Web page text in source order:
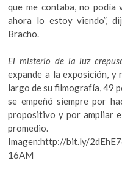
que me contaba, no
ahora lo estoy viendo”,
Bracho.
El misterio de la luz
expande a la exposición, y
largo de su filmografía, 49
se empeñó siempre por
propositivo y por ampliar
promedio.
Imagen:http://bit.ly/
16AM